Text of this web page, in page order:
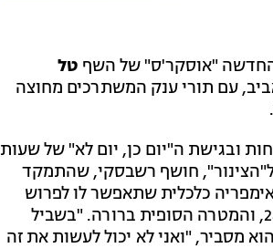
"אוסקר'ס" של השף טל
עם תורי ענק המשתרכים מחוצה
ובגישת ה"יום כן, יום לא" של שעות
חושף רשבסקי, שהתמקד
כלכלית שתאפשר לו לפרוש
מוקדם. הוא מודה כי למרות ההצהרות, בשלב ההקמה הוא עובד 24/7, והמטרה הסופית ברורה. "בשביל
מאוד כסף", הוא מסביר, "ואני לא יכול לעשות את זה